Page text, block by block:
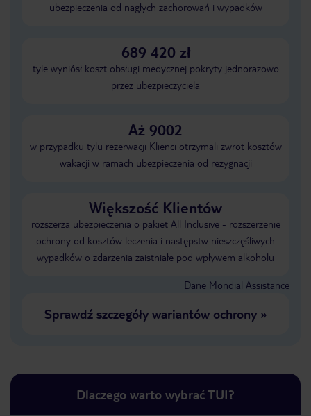
ubezpieczenia od nagłych zachorowań i wypadków
689 420 zł
tyle wyniósł koszt obsługi medycznej pokryty jednorazowo
przez ubezpieczyciela
Aż 9002
w przypadku tylu rezerwacji Klienci otrzymali zwrot kosztów
wakacji w ramach ubezpieczenia od rezygnacji
Większość Klientów
rozszerza ubezpieczenia o pakiet All Inclusive - rozszerzenie
ochrony od kosztów leczenia i następstw nieszczęśliwych
wypadków o zdarzenia zaistniałe pod wpływem alkoholu
Dane Mondial Assistance
Sprawdź szczegóły wariantów ochrony»
Dlaczego warto wybrać TUI?